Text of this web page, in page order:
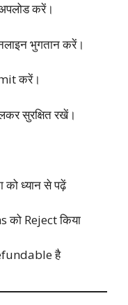
करें।
भुगतान करें।
करें।
सुरक्षित रखें।
ध्यान से पढ़ें
Reject किया
है